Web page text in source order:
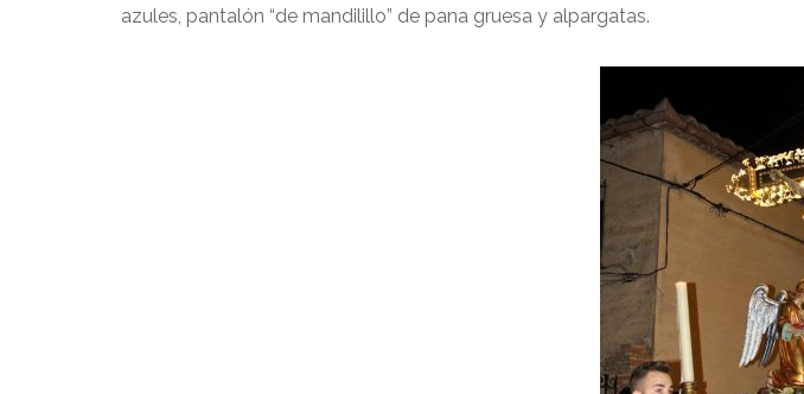
azules, pantalón “de mandilillo” de pana gruesa y alpargatas.